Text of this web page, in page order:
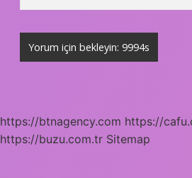
https://btnagency.com https://
https://buzu.com.tr Sitemap